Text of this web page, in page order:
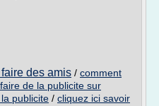
des amis / comment
de la publicite sur
publicite / cliquez ici savoir